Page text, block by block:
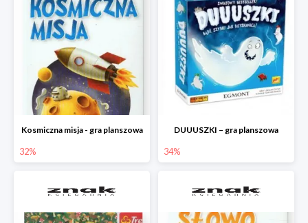
Kosmiczna misja - gra planszowa
32%
DUUUSZKI – gra planszowa
34%